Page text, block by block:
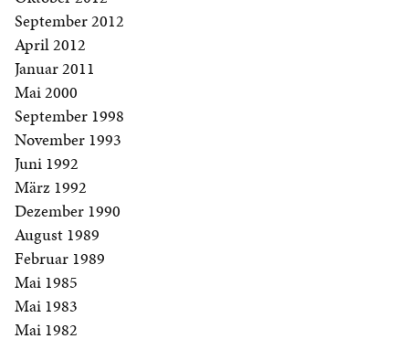
September 2012
April 2012
Januar 2011
Mai 2000
September 1998
November 1993
Juni 1992
März 1992
Dezember 1990
August 1989
Februar 1989
Mai 1985
Mai 1983
Mai 1982